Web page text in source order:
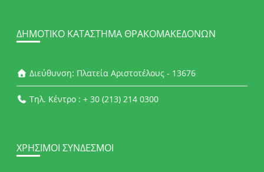
ΔΗΜΟΤΙΚΌ ΚΑΤΆΣΤΗΜΑ ΘΡΑΚΟΜΑΚΕΔΌΝΩΝ
Διεύθυνση: Πλατεία Αριστοτέλους - 13676
Τηλ. Κέντρο : + 30 (213) 214 0300
ΧΡΉΣΙΜΟΙ ΣΎΝΔΕΣΜΟΙ